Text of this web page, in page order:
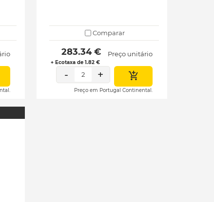
Comparar
283.34 €
+ Ecotaxa de 1.82 €
Preço unitário
- 2 +
Preço em Portugal Continental.